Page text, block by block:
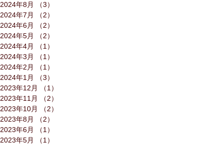
2024年8月
（3）
2024年7月
（2）
2024年6月
（2）
2024年5月
（2）
2024年4月
（1）
2024年3月
（1）
2024年2月
（1）
2024年1月
（3）
2023年12月
（1）
2023年11月
（2）
2023年10月
（2）
2023年8月
（2）
2023年6月
（1）
2023年5月
（1）